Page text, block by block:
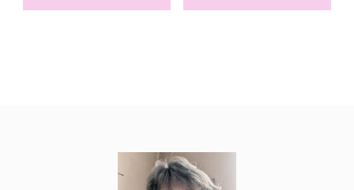
13,00 €.10,00 €.
14,00 €.10,00 €.